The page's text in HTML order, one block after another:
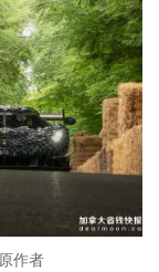
作者